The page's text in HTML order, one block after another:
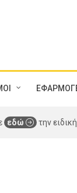
εδώ την